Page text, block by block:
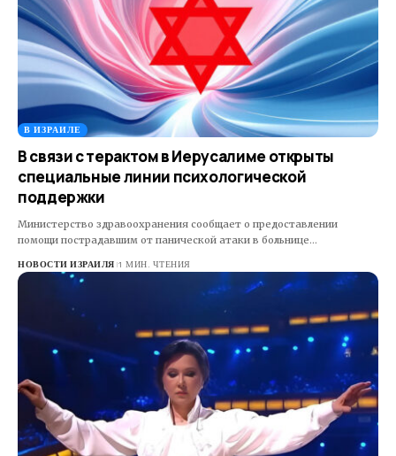
В ИЗРАИЛЕ
В связи с терактом в Иерусалиме открыты
специальные линии психологической
поддержки
Министерство здравоохранения сообщает о предоставлении
помощи пострадавшим от панической атаки в больнице…
НОВОСТИ ИЗРАИЛЯ 1 МИН. ЧТЕНИЯ